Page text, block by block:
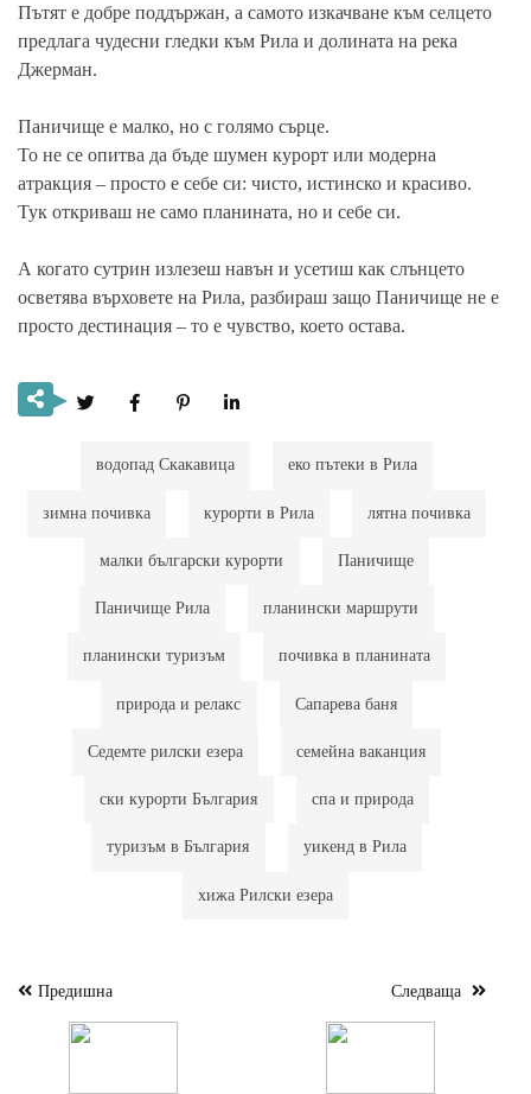
Пътят е добре поддържан, а самото изкачване към селцето
предлага чудесни гледки към Рила и долината на река
Джерман.
Паничище е малко, но с голямо сърце.
То не се опитва да бъде шумен курорт или модерна
атракция – просто е себе си: чисто, истинско и красиво.
Тук откриваш не само планината, но и себе си.
А когато сутрин излезеш навън и усетиш как слънцето
осветява върховете на Рила, разбираш защо Паничище не е
просто дестинация – то е чувство, което остава.
водопад Скакавица еко пътеки в Рила
зимна почивка курорти в Рила лятна почивка
малки български курорти Паничище
Паничище Рила планински маршрути
планински туризъм почивка в планината
природа и релакс Сапарева баня
Седемте рилски езера семейна ваканция
ски курорти България спа и природа
туризъм в България уикенд в Рила
хижа Рилски езера
Навигация
Предишна Следваща